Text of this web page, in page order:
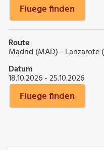
Fluege finden
Route
Madrid (MAD) - Lanzarote
Datum
18.10.2026 - 25.10.2026
Fluege finden